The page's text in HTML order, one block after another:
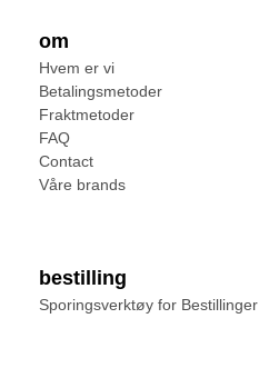
om
Hvem er vi
Betalingsmetoder
Fraktmetoder
FAQ
Contact
Våre brands
bestilling
Sporingsverktøy for Bestillinger